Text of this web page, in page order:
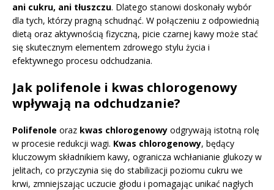
ani cukru, ani tłuszczu. Dlatego stanowi doskonały wybór
dla tych, którzy pragną schudnąć. W połączeniu z odpowiednią
dietą oraz aktywnością fizyczną, picie czarnej kawy może stać
się skutecznym elementem zdrowego stylu życia i
efektywnego procesu odchudzania.
Jak polifenole i kwas chlorogenowy
wpływają na odchudzanie?
Polifenole oraz kwas chlorogenowy odgrywają istotną rolę
w procesie redukcji wagi. Kwas chlorogenowy, będący
kluczowym składnikiem kawy, ogranicza wchłanianie glukozy w
jelitach, co przyczynia się do stabilizacji poziomu cukru we
krwi, zmniejszając uczucie głodu i pomagając unikać nagłych